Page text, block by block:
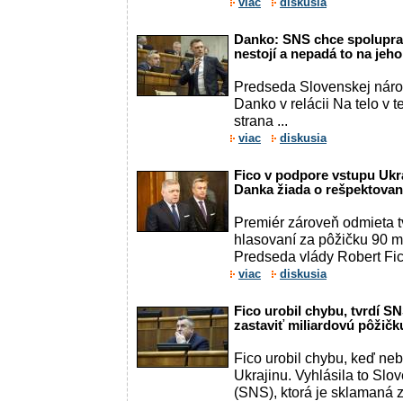
Danko: SNS chce
nestojí a nepadá to na
Predseda Slovenskej
Danko v relácii Na telo v
strana ...
viac diskusia
Fico v podpore vstupu
Danka žiada o
Premiér zároveň odmieta
hlasovaní za pôžičku 90
Predseda vlády Robert
viac diskusia
Fico urobil chybu, tvrdí
zastaviť miliardovú
Fico urobil chybu, keď
Ukrajinu. Vyhlásila to
(SNS), ktorá je sklamaná